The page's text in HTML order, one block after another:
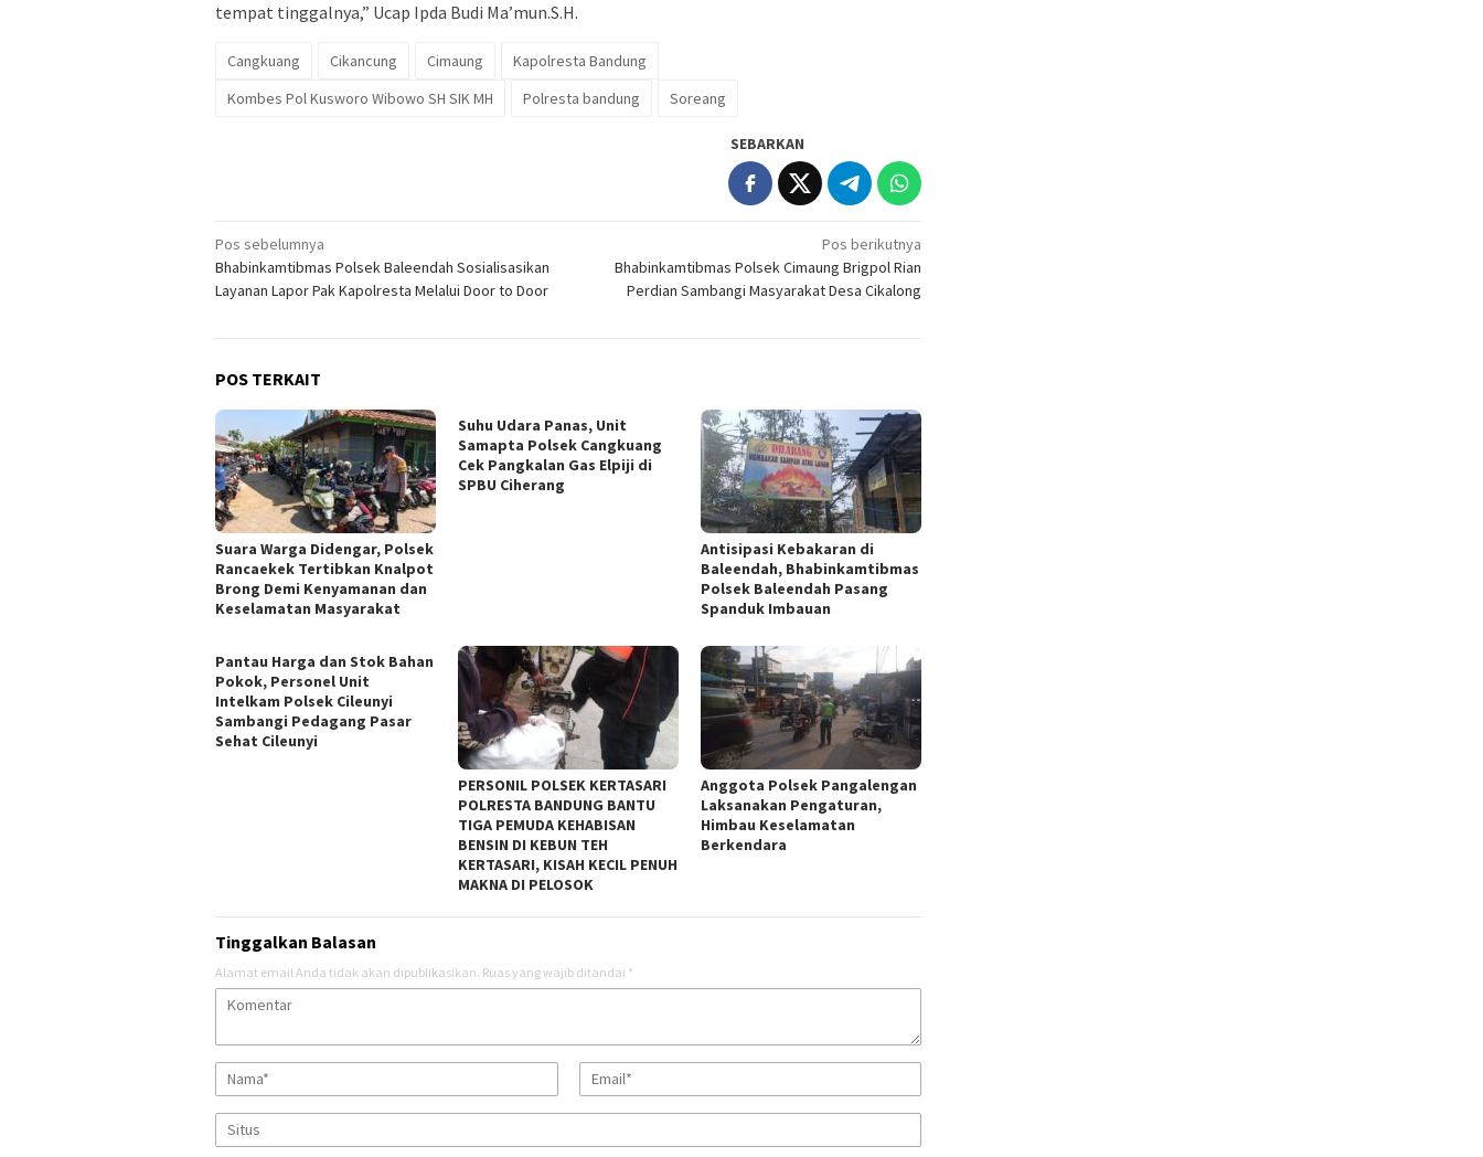
tempat tinggalnya,” Ucap Ipda Budi Ma’mun.S.H.
Cangkuang Cikancung Cimaung
Kapolresta Bandung
Kombes Pol Kusworo Wibowo SH SIK MH
Polresta bandung Soreang
SEBARKAN
Navigasi
pos
Pos sebelumnya
Bhabinkamtibmas Polsek Baleendah Sosialisasikan
Layanan Lapor Pak Kapolresta Melalui Door to Door
Pos berikutnya
Bhabinkamtibmas Polsek Cimaung Brigpol Rian
Perdian Sambangi Masyarakat Desa Cikalong
POS TERKAIT
Suara Warga Didengar, Polsek
Rancaekek Tertibkan Knalpot
Brong Demi Kenyamanan dan
Keselamatan Masyarakat
Suhu Udara Panas, Unit
Samapta Polsek Cangkuang
Cek Pangkalan Gas Elpiji di
SPBU Ciherang
Antisipasi Kebakaran di
Baleendah, Bhabinkamtibmas
Polsek Baleendah Pasang
Spanduk Imbauan
Pantau Harga dan Stok Bahan
Pokok, Personel Unit
Intelkam Polsek Cileunyi
Sambangi Pedagang Pasar
Sehat Cileunyi
PERSONIL POLSEK KERTASARI
POLRESTA BANDUNG BANTU
TIGA PEMUDA KEHABISAN
BENSIN DI KEBUN TEH
KERTASARI, KISAH KECIL PENUH
MAKNA DI PELOSOK
Anggota Polsek Pangalengan
Laksanakan Pengaturan,
Himbau Keselamatan
Berkendara
Tinggalkan Balasan
Alamat email Anda tidak akan dipublikasikan. Ruas yang wajib ditandai *